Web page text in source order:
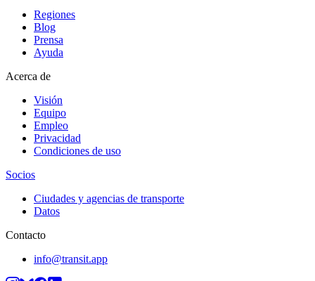
Regiones
Blog
Prensa
Ayuda
Acerca de
Visión
Equipo
Empleo
Privacidad
Condiciones de uso
Socios
Ciudades y agencias de transporte
Datos
Contacto
info@transit.app